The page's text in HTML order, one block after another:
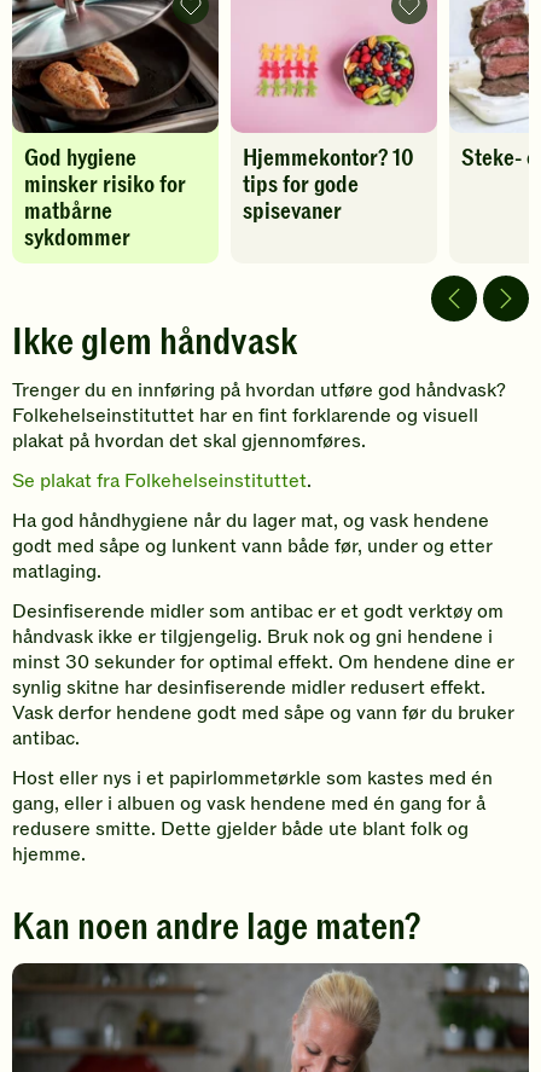
God hygiene
minsker risiko for
matbårne
sykdommer
God
hygiene
minsker
risiko
for
matbårne
sykdommer
-
favoritter
Hjemmekontor? 10
tips for gode
spisevaner
Hjemmekontor?
10
tips
for
gode
spisevaner
legg
til
Steke-
Ikke glem håndvask
Trenger du en innføring på hvordan utføre god håndvask?
Folkehelseinstituttet har en fint forklarende og visuell
plakat på hvordan det skal gjennomføres.
Se plakat fra Folkehelseinstituttet.
Ha god håndhygiene når du lager mat, og vask hendene
godt med såpe og lunkent vann både før, under og etter
matlaging.
Desinfiserende midler som antibac er et godt verktøy om
håndvask ikke er tilgjengelig. Bruk nok og gni hendene i
minst 30 sekunder for optimal effekt. Om hendene dine er
synlig skitne har desinfiserende midler redusert effekt.
Vask derfor hendene godt med såpe og vann før du bruker
antibac.
Host eller nys i et papirlommetørkle som kastes med én
gang, eller i albuen og vask hendene med én gang for å
redusere smitte. Dette gjelder både ute blant folk og
hjemme.
Kan noen andre lage maten?